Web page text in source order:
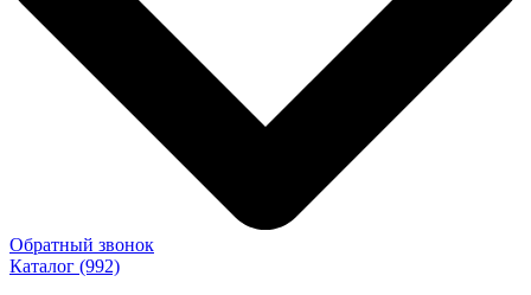
Обратный звонок
Каталог (992)